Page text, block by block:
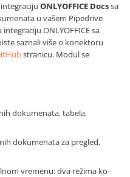
ONLYOFFICE Docssa
u vašem Pipedrive
ONLYOFFICE sa
saznali više o konektoru
stranicu. Modul se
dokumenata, tabela,
dokumenata za pregled,
vremenu: dva režima ko-